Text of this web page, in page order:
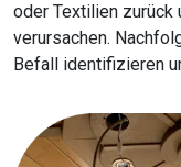
oder Textilien zurück
verursachen.
Befall identifizieren